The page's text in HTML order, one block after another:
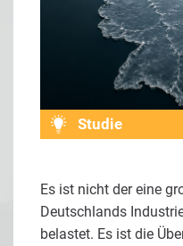
Studie
Es ist nicht der eine
Deutschlands
belastet. Es ist die